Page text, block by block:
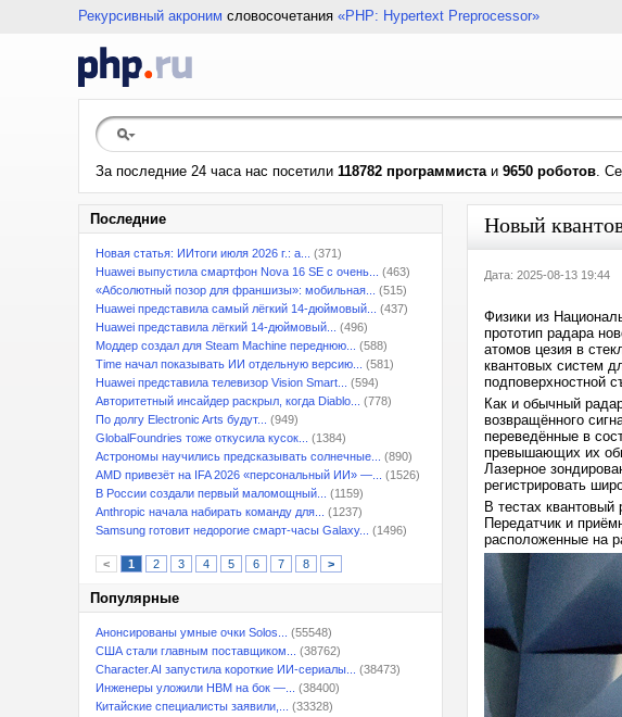
Рекурсивный акроним словосочетания «PHP: Hypertext Preprocessor»
За последние 24 часа нас посетили 118782 программистаи 9650 роботов.
Последние
Новая статья: ИИтоги июля 2026 г.: а...
(371)
Huawei выпустила смартфон Nova 16 SE с очень...
(463)
«Абсолютный позор для франшизы»: мобильная...
(515)
Huawei представила самый лёгкий 14-дюймовый...
(437)
Huawei представила лёгкий 14-дюймовый...
(496)
Моддер создал для Steam Machine переднюю...
(588)
Time начал показывать ИИ отдельную версию...
(581)
Huawei представила телевизор Vision Smart...
(594)
Авторитетный инсайдер раскрыл, когда Diablo...
(778)
По долгу Electronic Arts будут...
(949)
GlobalFoundries тоже откусила кусок...
(1384)
Астрономы научились предсказывать солнечные...
(890)
AMD привезёт на IFA 2026 «персональный ИИ» —...
(1526)
В России создали первый маломощный...
(1159)
Anthropic начала набирать команду для...
(1237)
Samsung готовит недорогие смарт-часы Galaxy...
(1496)
< 1 2 3 4 5 6 7 8 >
Популярные
Анонсированы умные очки Solos...
(55548)
США стали главным поставщиком...
(38762)
Character.AI запустила короткие ИИ-сериалы...
(38473)
Инженеры уложили HBM на бок —...
(38400)
Китайские специалисты заявили,...
(33328)
Новый
Дата: 2025-08-13 19:44
Физики из
прототип радара
атомов цезия в
квантовых систем
подповерхностной
Как и обычный
возвращённого
переведённые в
превышающих их
Лазерное
регистрировать
В тестах
Передатчик и
расположенные на